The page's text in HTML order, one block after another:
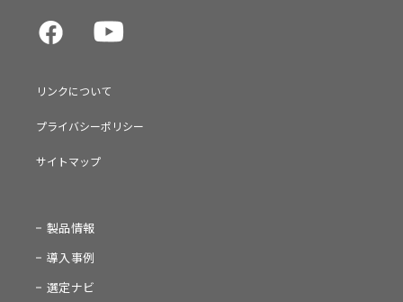
リンクについて
プライバシーポリシー
サイトマップ
製品情報
導入事例
選定ナビ